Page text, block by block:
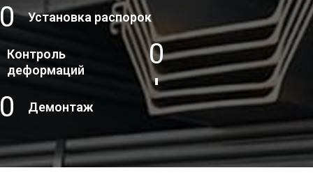
4 Установка распорок
5
Контроль
деформаций
6 Демонтаж